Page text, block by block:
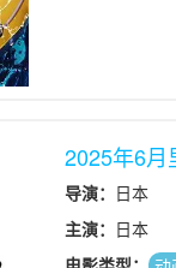
2025年6月
导演： 日本
主演： 日本